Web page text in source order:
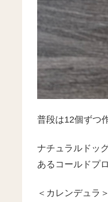
普段は12個ずつ
ナチュラルドッ
あるコールドプ
＜カレンデュラ